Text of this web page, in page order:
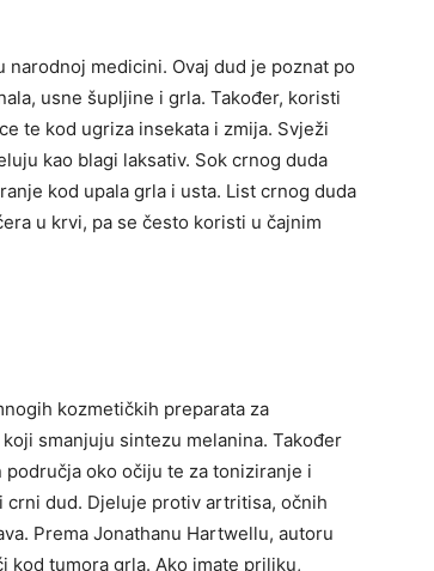
medicini. Ovaj dud je poznat po
usne šupljine i grla. Također, koristi
te kod ugriza insekata i zmija. Svježi
kao blagi laksativ. Sok crnog duda
kod upala grla i usta. List crnog duda
u krvi, pa se često koristi u čajnim
kozmetičkih preparata za
smanjuju sintezu melanina. Također
oko očiju te za toniziranje i
dud. Djeluje protiv artritisa, očnih
Prema Jonathanu Hartwellu, autoru
kod tumora grla. Ako imate priliku,